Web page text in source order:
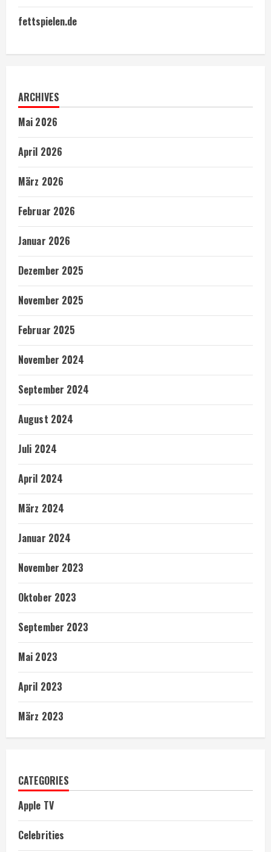
fettspielen.de
ARCHIVES
Mai 2026
April 2026
März 2026
Februar 2026
Januar 2026
Dezember 2025
November 2025
Februar 2025
November 2024
September 2024
August 2024
Juli 2024
April 2024
März 2024
Januar 2024
November 2023
Oktober 2023
September 2023
Mai 2023
April 2023
März 2023
CATEGORIES
Apple TV
Celebrities